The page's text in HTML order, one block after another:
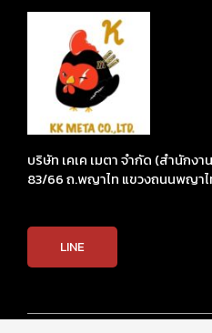
บริษัท เคเค เมตา จำกัด (สำนักง
83/66 ถ.พญาไท แขวงถนนพญาไ
LINE